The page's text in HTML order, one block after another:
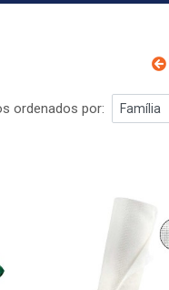
ordenados por: